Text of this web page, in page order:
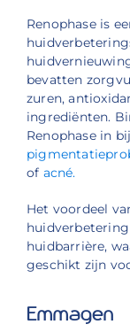
Renophase is
bevatten
zuren,
ingrediënten.
Renophase in
of acné.
Het voordeel
huidbarrière,
geschikt zijn
Emmagen